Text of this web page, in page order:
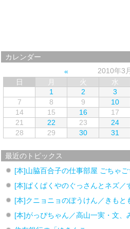
カレンダー
2010年3月
日
月 火 水
1
2 3
7
8 9 10
14
15 16 17
21
22 23 24
28
29 30 31
最近のトピックス
[本]山脇百合子の仕事部屋 ごちゃ
[本]ぱくぱくやのぐっさんとネズ／
[本]クニョニョのぼうけん／きもと
[本]がっぴちゃん／高山一実・文、